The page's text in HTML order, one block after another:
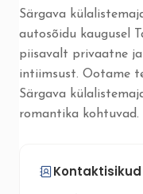
Särgava
autosõidu kaugusel
piisavalt privaatne
intiimsust. Ootame
Särgava
romantika kohtuvad.
Kontaktisikud